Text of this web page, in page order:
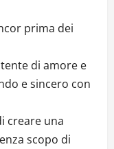
prima dei
di amore e
e sincero con
creare una
scopo di